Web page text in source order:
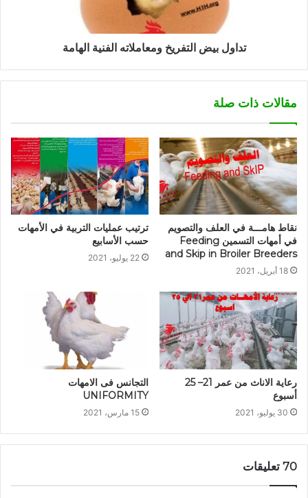
تداول بيض التفريخ ومعاملاته الفنية الهامة
مقالات ذات صلة
نقاط هامـــة في العلف والتصويم
في أمهات التسمين Feeding
and Skip in Broiler Breeders
18 أبريل، 2021
ترتيب عمليات التربية في الأمهات
حسب الأسابيع
22 يوليو، 2021
رعاية الاناث من عمر 21– 25
أسبوع
30 يوليو، 2021
التجانس فى الامهات
UNIFORMITY
15 مارس، 2021
‫70 تعليقات